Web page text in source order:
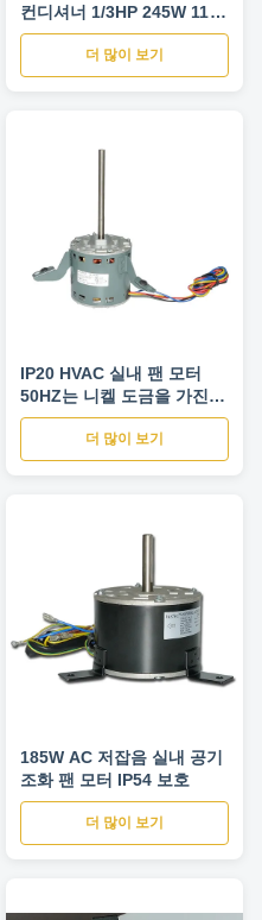
컨디셔너 1/3HP 245W 115V
를 대체합니다
더 많이 보기
IP20 HVAC 실내 팬 모터
50HZ는 니켈 도금을 가진
갱구를 골라냅니다
더 많이 보기
185W AC 저잡음 실내 공기
조화 팬 모터 IP54 보호
더 많이 보기